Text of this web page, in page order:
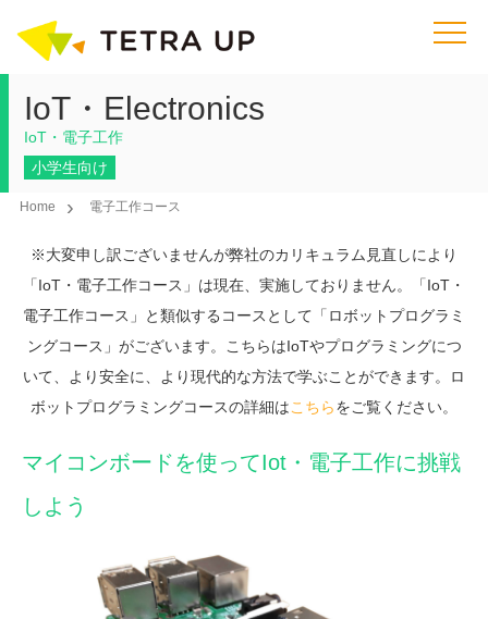
IoT・Electronics
IoT・電子工作
小学生向け
Home 電子工作コース
※大変申し訳ございませんが弊社のカリキュラム見直しにより
「IoT・電子工作コース」は現在、実施しておりません。「IoT・
電子工作コース」と類似するコースとして「ロボットプログラミ
ングコース」がございます。こちらはIoTやプログラミングにつ
いて、より安全に、より現代的な方法で学ぶことができます。ロ
ボットプログラミングコースの詳細はこちらをご覧ください。
マイコンボードを使ってIot・電子工作に挑戦
しよう